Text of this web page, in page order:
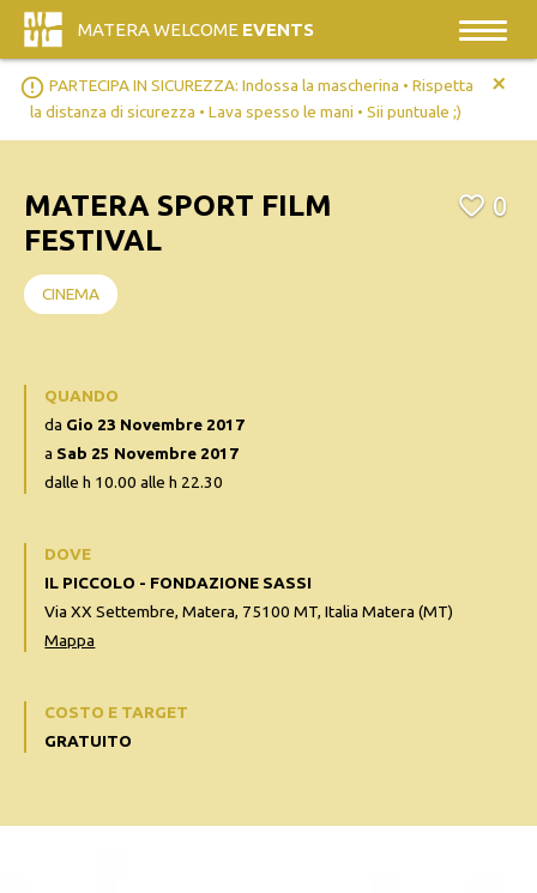
MATERA WELCOME EVENTS
error_outline PARTECIPA IN SICUREZZA: Indossa la mascherina • Rispetta
la distanza di sicurezza • Lava spesso le mani • Sii puntuale ;)
+
MATERA SPORT FILM
FESTIVAL
0
CINEMA
QUANDO
da Gio 23 Novembre 2017
a Sab 25 Novembre 2017
dalle h 10.00 alle h 22.30
DOVE
IL PICCOLO - FONDAZIONE SASSI
Via XX Settembre, Matera, 75100 MT, Italia Matera (MT)
Mappa
COSTO E TARGET
GRATUITO